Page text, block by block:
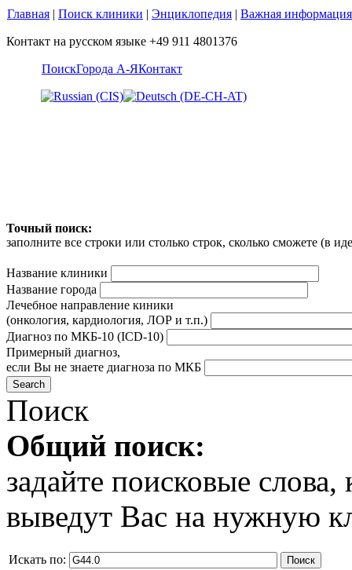
Главная | Поиск клиники | Энциклопедия | Важная информация
Контакт на русском языке +49 911 4801376
ПоискГорода А-ЯКонтакт
Точный поиск:
заполните все строки или столько строк, сколько сможете (в
Название клиники
Название города
Лечебное направление киники
(онкология, кардиология, ЛОР и т.п.)
Диагноз по МКБ-10 (ICD-10)
Примерный диагноз,
если Вы не знаете диагноза по МКБ
Поиск
Общий поиск:
задайте поисковые
выведут Вас на нужную
Искать по: Поиск